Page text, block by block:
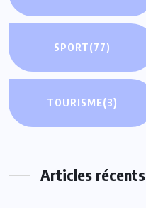
SPORT(77)
TOURISME(3)
Articles récents